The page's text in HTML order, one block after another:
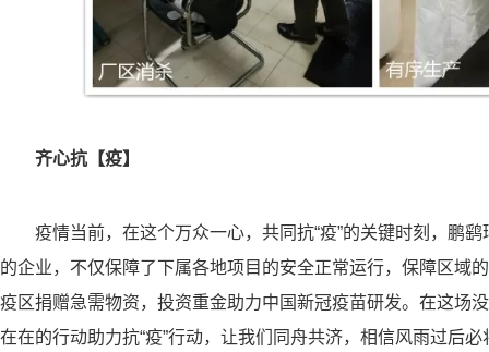
齐心抗【疫】
疫情当前，在这个万众一心，共同抗“疫”的关键时刻，鹏
的企业，不仅保障了下属各地项目的安全正常运行，保障区域
疫区捐赠急需物资，投资重金助力中国新冠疫苗研发。在这场
在在的行动助力抗“疫”行动，让我们同舟共济，相信风雨过后